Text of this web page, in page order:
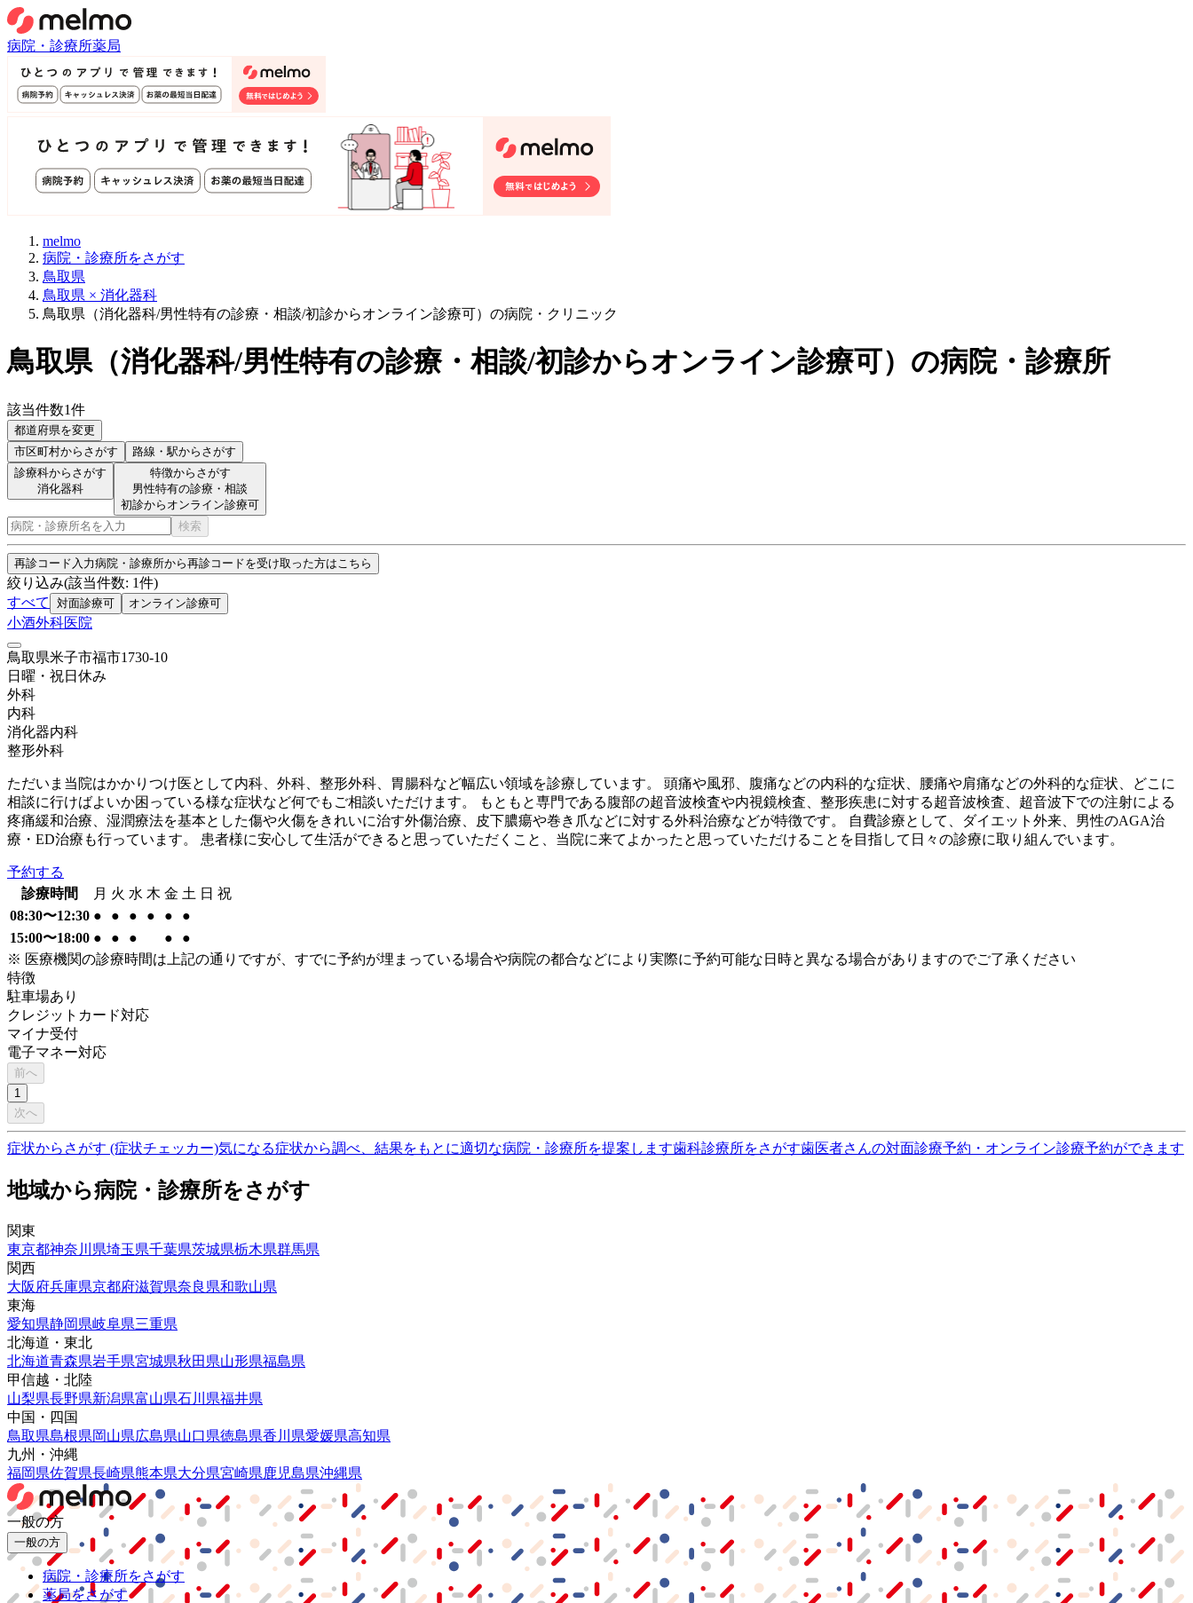
病院・診療所薬局
melmo
病院・診療所をさがす
鳥取県
鳥取県 × 消化器科
鳥取県（消化器科/男性特有の診療・相談/初診からオンライン診療可）の病院・クリニック
鳥取県（消化器科/男性特有の診療・相談/初診からオンライン診療可） の病院・診療所
該当件数1件
都道府県を変更
市区町村からさがす 路線・駅からさがす
診療科からさがす
消化器科
特徴からさがす
男性特有の診療・相談
初診からオンライン診療可
検索
再診コード入力病院・診療所から再診コードを受け取った方はこちら
絞り込み(該当件数: 1件)
すべて
対面診療可 オンライン診療可
小酒外科医院
鳥取県米子市福市1730-10
日曜・祝日 休み
外科
内科
消化器内科
整形外科
ただいま当院はかかりつけ医として内科、外科、整形外科、胃腸科など幅広い領域を診療しています。 頭痛や風邪、腹痛などの内科的な症状、腰痛や肩痛などの外科的な症状、どこに
相談に行けばよいか困っている様な症状など何でもご相談いただけます。 もともと専門である腹部の超音波検査や内視鏡検査、整形疾患に対する超音波検査、超音波下での注射による
疼痛緩和治療、湿潤療法を基本とした傷や火傷をきれいに治す外傷治療、皮下膿瘍や巻き爪などに対する外科治療などが特徴です。 自費診療として、ダイエット外来、男性のAGA治
療・ED治療も行っています。 患者様に安心して生活ができると思っていただくこと、当院に来てよかったと思っていただけることを目指して日々の診療に取り組んでいます。
予約する
診療時間
月 火 水 木 金 土 日 祝
08:30〜12:30 ● ● ● ● ●
●
15:00〜18:00 ● ● ● ●
●
※ 医療機関の診療時間は上記の通りですが、すでに予約が埋まっている場合や病院の都合などにより実際に予約可能な日時と異なる場合がありますのでご了承ください
特徴
駐車場あり
クレジットカード対応
マイナ受付
電子マネー対応
前へ
1
次へ
症状からさがす (症状チェッカー)気になる症状から調べ、結果をもとに適切な病院・診療所を提案します歯科診療所をさがす歯医者さんの対面診療予約・オンライン診療予約ができます
地域から病院・診療所をさがす
関東
東京都神奈川県埼玉県千葉県茨城県栃木県群馬県
関西
大阪府兵庫県京都府滋賀県奈良県和歌山県
東海
愛知県静岡県岐阜県三重県
北海道・東北
北海道青森県岩手県宮城県秋田県山形県福島県
甲信越・北陸
山梨県長野県新潟県富山県石川県福井県
中国・四国
鳥取県島根県岡山県広島県山口県徳島県香川県愛媛県高知県
九州・沖縄
福岡県佐賀県長崎県熊本県大分県宮崎県鹿児島県沖縄県
一般の方
一般の方
病院・診療所をさがす
薬局をさがす